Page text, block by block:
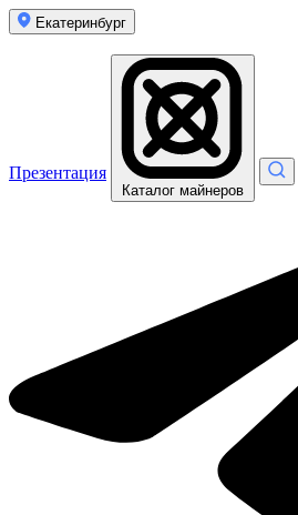
Екатеринбург
Презентация
Каталог майнеров